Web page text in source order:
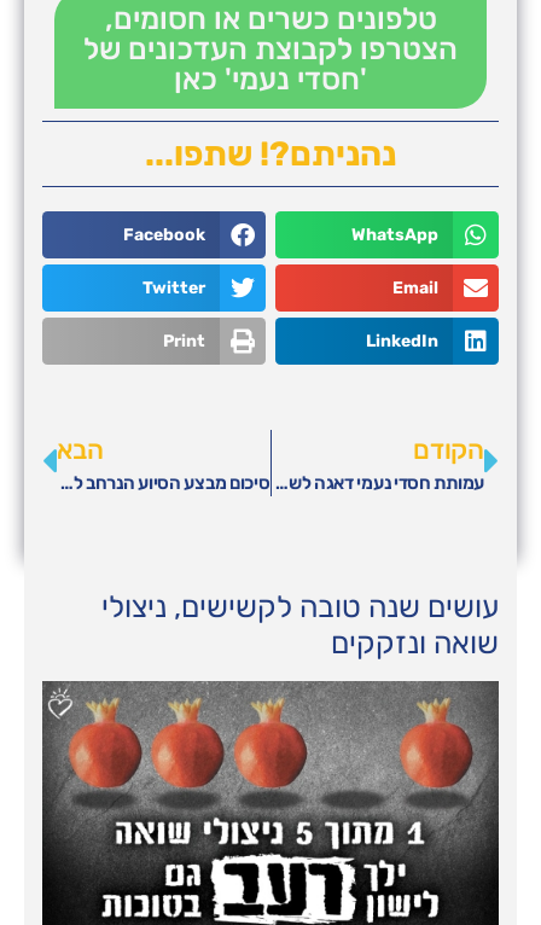
טלפונים כשרים או חסומים,
הצטרפו לקבוצת העדכונים של
'חסדי נעמי' כאן
נהניתם?! שתפו...
WhatsApp
Facebook
Email
Twitter
LinkedIn
Print
הקודם
עמותת חסדי נעמי דאגה לשמח קשישים וניצולי שואה לרגל ראש השנה
הבא
סיכום מבצע הסיוע הנרחב לנזקקים לראש השנה תשפ"ה
עושים שנה טובה לקשישים, ניצולי
שואה ונזקקים